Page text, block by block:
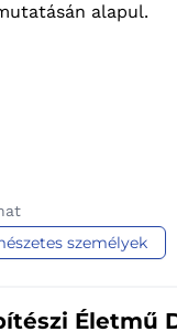
alapul.
személyek
Életmű